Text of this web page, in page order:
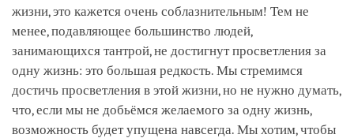
жизни, это кажется очень соблазнительным! Тем не
менее, подавляющее большинство людей,
занимающихся тантрой, не достигнут просветления за
одну жизнь: это большая редкость. Мы стремимся
достичь просветления в этой жизни, но не нужно думать,
что, если мы не добьёмся желаемого за одну жизнь,
возможность будет упущена навсегда. Мы хотим, чтобы